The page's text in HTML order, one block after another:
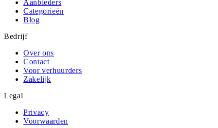
Aanbieders
Categorieën
Blog
Bedrijf
Over ons
Contact
Voor verhuurders
Zakelijk
Legal
Privacy
Voorwaarden